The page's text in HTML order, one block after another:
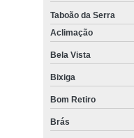
Taboão da Serra
Aclimação
Bela Vista
Bixiga
Bom Retiro
Brás